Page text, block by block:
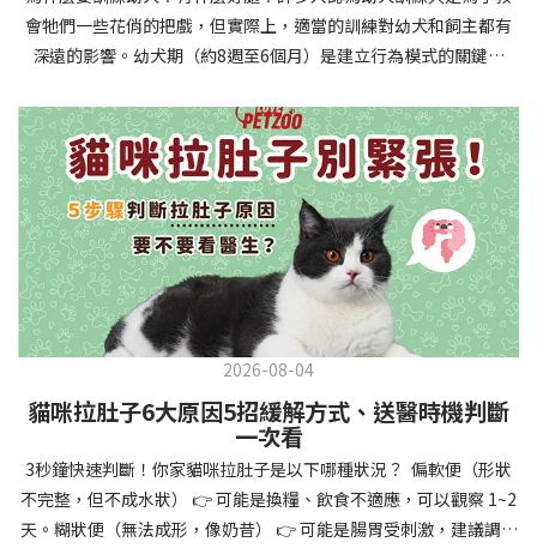
會牠們一些花俏的把戲，但實際上，適當的訓練對幼犬和飼主都有
深遠的影響。幼犬期（約8週至6個月）是建立行為模式的關鍵時
的行為問題，並建立人犬間的健康關係。 建立安全健康的生活環境
透過基礎訓練，幼犬能學會家居規則，避免危險行為和破壞家具。
像是「不」和「放下」等指令可以阻止幼犬咬電線或誤食有害物
質，有效降低居家意外風險。規律的如廁訓練則能養成良好衛生習
慣，讓家中環境保持乾淨舒適。增強溝通與信任關係訓練過程就像
建立一種共同語言，幫助你和幼犬更好地理解彼此。當幼犬學會回
應你的指令，不只增加了互動機會，也建立了主人作為領導者的地
位。正向獎勵式訓練更能培養幼犬對你的信任感，強化情感連結，
創造更和諧的相處模式。培養社交技能與適應能力及早接觸各種環
境和刺激，能幫助幼犬成長為自信穩定的成犬。適當的社會化訓練
讓牠們學會如何與其他狗狗、動物和人類和平相處，減少恐懼或攻
擊行為。這種適應能力使幼犬未來能從容面對獸醫檢查、美容
salon、寄宿或旅行等各種情境，大大提升生活品質。 訓練幼犬不只
是教會指令，更是塑造性格和習慣的過程！ 透過耐心且一致的訓
練，你不僅能擁有一隻聽話的好狗狗，更能建立起相互尊重的終身
2026-08-04
貓咪拉肚子6大原因5招緩解方式、送醫時機判斷
一次看
3秒鐘快速判斷！你家貓咪拉肚子是以下哪種狀況？ 偏軟便（形狀
不完整，但不成水狀） 👉 可能是換糧、飲食不適應，可以觀察 1~2
天。糊狀便（無法成形，像奶昔） 👉 可能是腸胃受刺激，建議調整